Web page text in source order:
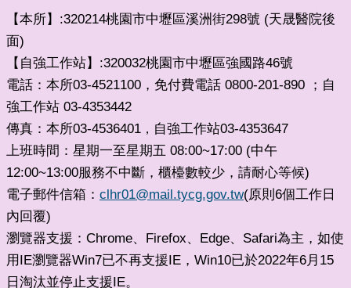
【本所】:320214桃園市中壢區溪洲街298號 (天晟醫院後
面)
【自強工作站】:320032桃園市中壢區強國路46號
電話：本所03-4521100，免付費電話 0800-201-890 ；自
強工作站 03-4353442
傳真：本所03-4536401 ， 自強工作站03-4353647
上班時間：星期一至星期五 08:00~17:00 (中午
12:00~13:00服務不中斷，櫃檯數較少，請耐心等候)
電子郵件信箱： clhr01@mail.tycg.gov.tw(原則6個工作日
內回覆)
瀏覽器支援：Chrome、Firefox、Edge、Safari為主，如使
用IE瀏覽器Win7已不再支援IE，Win10已於2022年6月15
日淘汰並停止支援IE。